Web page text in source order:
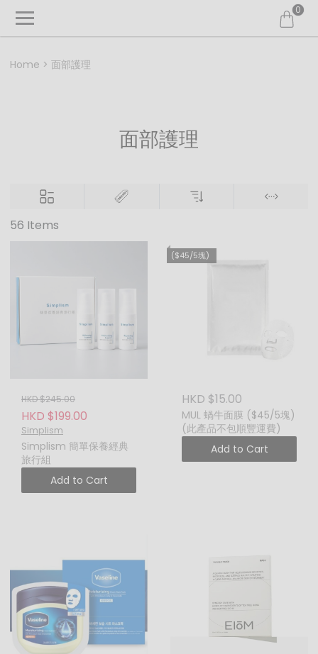
0
Home 面部護理
面部護理
56 Items
HKD $245.00
HKD $199.00
Simplism
Simplism 簡單保養經典
旅行組
Add to Cart
($45/5塊)
HKD $15.00
MUL 蝸牛面膜 ($45/5塊)
(此產品不包順豐運費)
Add to Cart